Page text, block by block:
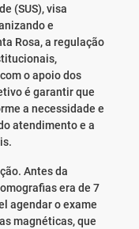
(SUS), visa
e
Rosa, a regulação
o apoio dos
é garantir que
a necessidade e
atendimento e a
Antes da
era de 7
agendar o exame
magnéticas, que